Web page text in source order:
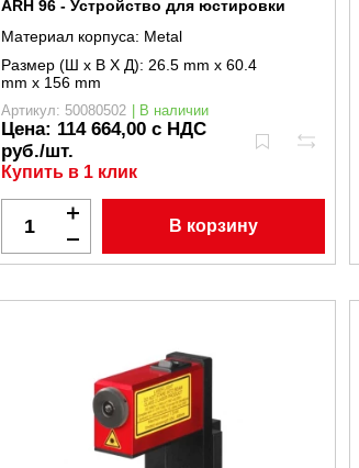
ARH 96 - Устройство для юстировки
Материал корпуса: Metal
Размер (Ш x В X Д): 26.5 mm x 60.4
mm x 156 mm
Артикул: 50080502 | В наличии
Цена: 114 664,00 с НДС
руб./шт.
Купить в 1 клик
В корзину